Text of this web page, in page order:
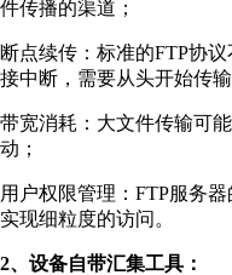
件传播的渠道；
断点续传：标准的FTP协
接中断，需要从头开始传输
带宽消耗：大文件传输可
动；
用户权限管理：FTP服务
实现细粒度的访问。
2、设备⾃带汇集⼯具：